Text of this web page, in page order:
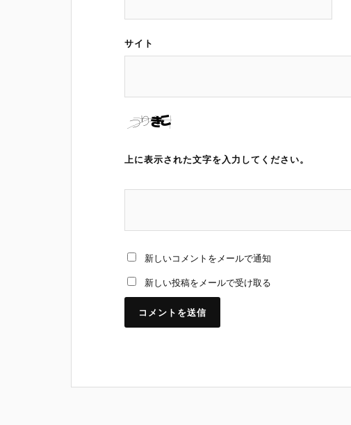
サイト
上に表示された文字を入力してください。
新しいコメントをメールで通知
新しい投稿をメールで受け取る